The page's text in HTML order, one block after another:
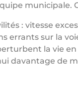
municipale.
: vitesse
errants sur la
la vie
davantage de